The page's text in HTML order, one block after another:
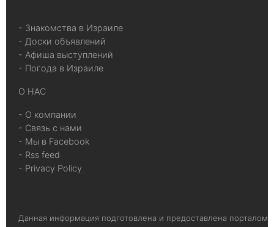
- Знакомства в Израиле
- Доски объявлений
- Афиша выступлений
- Погода в Израиле
О НАС
- О компании
- Связь с нами
- Мы в Facebook
- Rss feed
- Privacy Policy
Данная информация подготовлена и предоставлена порталом